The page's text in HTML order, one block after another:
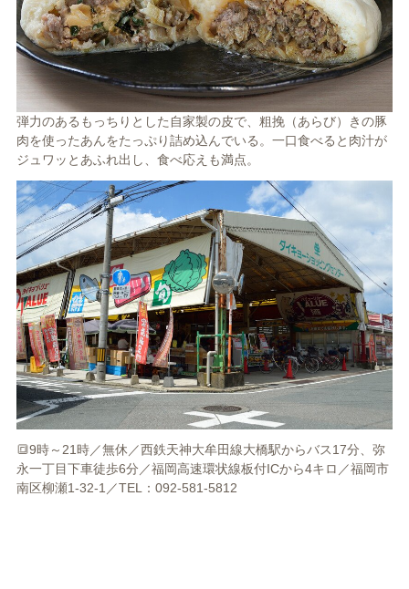
弾力のあるもっちりとした自家製の皮で、粗挽（あらび）きの豚
肉を使ったあんをたっぷり詰め込んでいる。一口食べると肉汁が
ジュワッとあふれ出し、食べ応えも満点。
🔳9時～21時／無休／西鉄天神大牟田線大橋駅からバス17分、弥
永一丁目下車徒歩6分／福岡高速環状線板付ICから4キロ／福岡市
南区柳瀬1-32-1／TEL：092-581-5812